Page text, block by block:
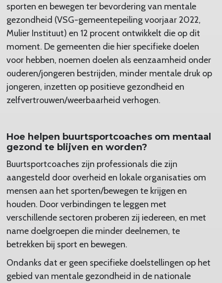
sporten en bewegen ter bevordering van mentale
gezondheid (VSG-gemeentepeiling voorjaar 2022,
Mulier Instituut) en 12 procent ontwikkelt die op dit
moment. De gemeenten die hier specifieke doelen
voor hebben, noemen doelen als eenzaamheid onder
ouderen/jongeren bestrijden, minder mentale druk op
jongeren, inzetten op positieve gezondheid en
zelfvertrouwen/weerbaarheid verhogen.
Hoe helpen buurtsportcoaches om mentaal
gezond te blijven en worden?
Buurtsportcoaches zijn professionals die zijn
aangesteld door overheid en lokale organisaties om
mensen aan het sporten/bewegen te krijgen en
houden. Door verbindingen te leggen met
verschillende sectoren proberen zij iedereen, en met
name doelgroepen die minder deelnemen, te
betrekken bij sport en bewegen.
Ondanks dat er geen specifieke doelstellingen op het
gebied van mentale gezondheid in de nationale